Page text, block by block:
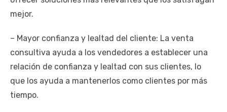
mejor.
– Mayor confianza y lealtad del cliente: La venta
consultiva ayuda a los vendedores a establecer una
relación de confianza y lealtad con sus clientes, lo
que los ayuda a mantenerlos como clientes por más
tiempo.